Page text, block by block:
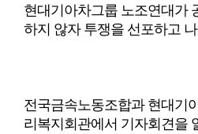
현대기아차그룹 노조연대가
하지 않자 투쟁을 선포하고
전국금속노동조합과 현대기
리복지회관에서 기자회견을